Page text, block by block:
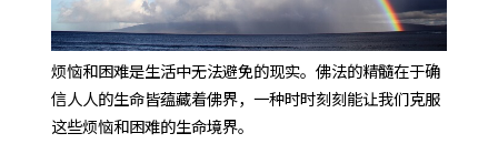
烦恼和困难是生活中无法避免的现实。佛法的精髓在于确
信人人的生命皆蕴藏着佛界，一种时时刻刻能让我们克服
这些烦恼和困难的生命境界。